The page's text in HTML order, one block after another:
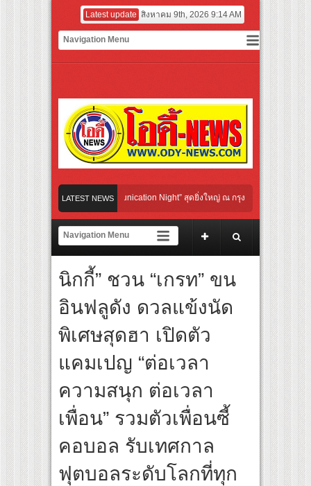
Latest update สิงหาคม 9th, 2026 9:14 AM
LATEST NEWS
Cultural Communication Night” สุดยิ่งใหญ่ ณ กรุงเทพฯ ขนทัพศิลปินชั้นนำ พร้อมก
งหวะแอโรบิกสุดมันส์ ในกิจกรรม “EM-ROBIC DANCE FOR MOM
าวที่สุดแห่งปีจาก NUUI Starathon 8.8 “บอส-โนอึล” เปิดประเดิมเคะ-เมะ สุดเซอร์ไ
เปิดเกมใหม่ในวงการการศึกษา เปิดตัว “SCA PLUS” แพลตฟอร์มการเรียนรู้
อดการลงทุนในธุรกิจการศึกษากว่า 100 ล้านบาท
เส้นทางจาการ์ตา-กรุงเทพฯ เสริม Air Connectivity ดึงนักท่องเที่ยวคุณภาพจากอิ
Cultural Communication Night” สุดยิ่งใหญ่ ณ กรุงเทพฯ ขนทัพศิลปินชั้นนำ พร้อมก
นิกกี้” ชวน “เกรท” ขน
อินฟลูดัง ดวลแข้งนัด
พิเศษสุดฮา เปิดตัว
แคมเปญ “ต่อเวลา
ความสนุก ต่อเวลา
เพื่อน” รวมตัวเพื่อนซี้
คอบอล รับเทศกาล
ฟุตบอลระดับโลกที่ทุก